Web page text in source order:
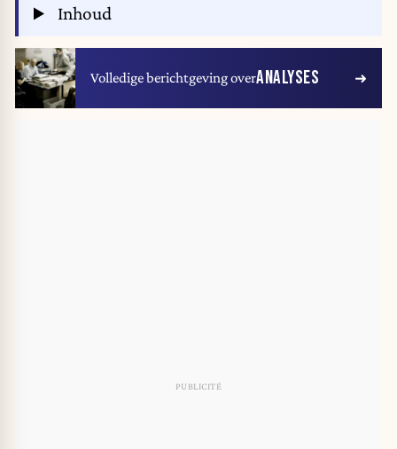
Inhoud
Volledige berichtgeving overANALYSES